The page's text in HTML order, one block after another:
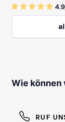
Wie können
RUF